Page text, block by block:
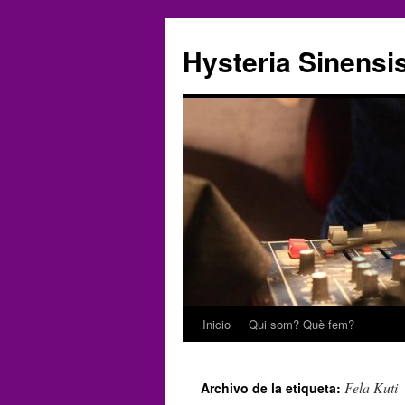
Hysteria
Saltar
contenido
Inicio Qui som? Què fem?
Archivo de la etiqueta: Fela Kuti